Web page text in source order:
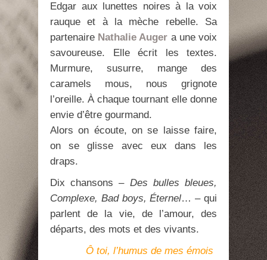
Edgar aux lunettes noires à la voix
rauque et à la mèche rebelle. Sa
partenaire Nathalie Auger a une voix
savoureuse. Elle écrit les textes.
Murmure, susurre, mange des
caramels mous, nous grignote
l’oreille. À chaque tournant elle donne
envie d’être gourmand.
Alors on écoute, on se laisse faire,
on se glisse avec eux dans les
draps.
Dix chansons – Des bulles bleues,
Complexe, Bad boys, Éternel… – qui
parlent de la vie, de l’amour, des
départs, des mots et des vivants.
Ô toi, l’humus de mes émois